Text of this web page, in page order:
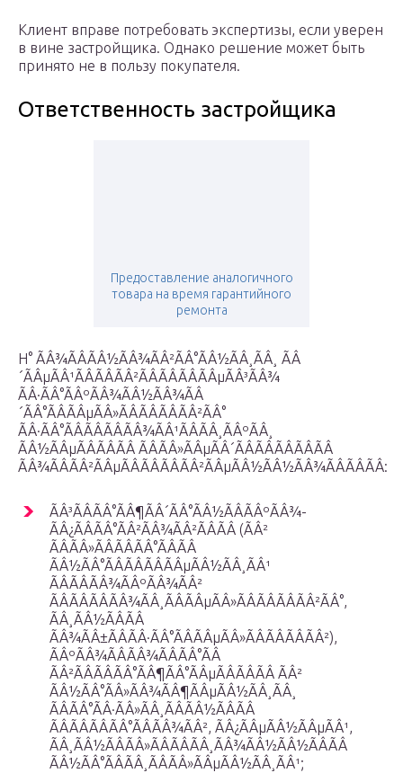
Клиент вправе потребовать экспертизы, если уверен
в вине застройщика. Однако решение может быть
принято не в пользу покупателя.
Ответственность застройщика
Предоставление аналогичного
товара на время гарантийного
ремонта
Н° ÃÂ¾ÃÂÃÂ½ÃÂ¾ÃÂ²ÃÂ°ÃÂ½ÃÂ¸ÃÂ¸ ÃÂ
´ÃÂµÃÂ¹ÃÂÃÂÃÂ²ÃÂÃÂÃÂÃÂµÃÂ³ÃÂ¾
ÃÂ·ÃÂ°ÃÂºÃÂ¾ÃÂ½ÃÂ¾ÃÂ
´ÃÂ°ÃÂÃÂµÃÂ»ÃÂÃÂÃÂÃÂ²ÃÂ°
ÃÂ·ÃÂ°ÃÂÃÂÃÂÃÂ¾ÃÂ¹ÃÂÃÂ¸ÃÂºÃÂ¸
ÃÂ½ÃÂµÃÂÃÂÃÂ ÃÂÃÂ»ÃÂµÃÂ´ÃÂÃÂÃÂÃÂÃÂ
ÃÂ¾ÃÂÃÂ²ÃÂµÃÂÃÂÃÂÃÂ²ÃÂµÃÂ½ÃÂ½ÃÂ¾ÃÂÃÂÃÂ:
ÃÂ³ÃÂÃÂ°ÃÂ¶ÃÂ´ÃÂ°ÃÂ½ÃÂÃÂºÃÂ¾-
ÃÂ¿ÃÂÃÂ°ÃÂ²ÃÂ¾ÃÂ²ÃÂÃÂ (ÃÂ²
ÃÂÃÂ»ÃÂÃÂÃÂ°ÃÂÃÂ
ÃÂ½ÃÂ°ÃÂÃÂÃÂÃÂµÃÂ½ÃÂ¸ÃÂ¹
ÃÂÃÂÃÂ¾ÃÂºÃÂ¾ÃÂ²
ÃÂÃÂÃÂÃÂ¾ÃÂ¸ÃÂÃÂµÃÂ»ÃÂÃÂÃÂÃÂ²ÃÂ°,
ÃÂ¸ÃÂ½ÃÂÃÂ
ÃÂ¾ÃÂ±ÃÂÃÂ·ÃÂ°ÃÂÃÂµÃÂ»ÃÂÃÂÃÂÃÂ²),
ÃÂºÃÂ¾ÃÂÃÂ¾ÃÂÃÂ°ÃÂ
ÃÂ²ÃÂÃÂÃÂ°ÃÂ¶ÃÂ°ÃÂµÃÂÃÂÃÂ ÃÂ²
ÃÂ½ÃÂ°ÃÂ»ÃÂ¾ÃÂ¶ÃÂµÃÂ½ÃÂ¸ÃÂ¸
ÃÂÃÂ°ÃÂ·ÃÂ»ÃÂ¸ÃÂÃÂ½ÃÂÃÂ
ÃÂÃÂÃÂÃÂ°ÃÂÃÂ¾ÃÂ², ÃÂ¿ÃÂµÃÂ½ÃÂµÃÂ¹,
ÃÂ¸ÃÂ½ÃÂÃÂ»ÃÂÃÂÃÂ¸ÃÂ¾ÃÂ½ÃÂ½ÃÂÃÂ
ÃÂ½ÃÂ°ÃÂÃÂ¸ÃÂÃÂ»ÃÂµÃÂ½ÃÂ¸ÃÂ¹;